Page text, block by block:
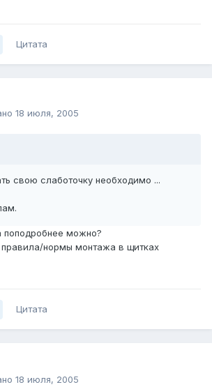
Цитата
18 июля, 2005
свою слаботочку необходимо ...
поподробнее можно?
нормы монтажа в щитках
Цитата
18 июля, 2005